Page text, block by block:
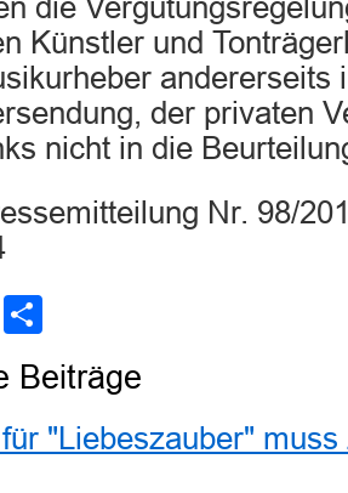
die
Künstler und
andererseits
der privaten
nicht in die
Nr. 98/
LinkedIn
Beiträge
"Liebeszauber"